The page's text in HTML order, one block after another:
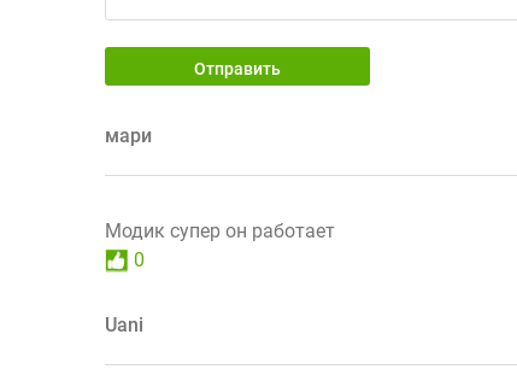
Отправить
мари
Модик супер он работает
0
Uani